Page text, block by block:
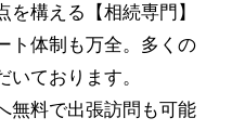
を構える【相続専門】
ト体制も万全。多くの
ております。
無料で出張訪問も可能